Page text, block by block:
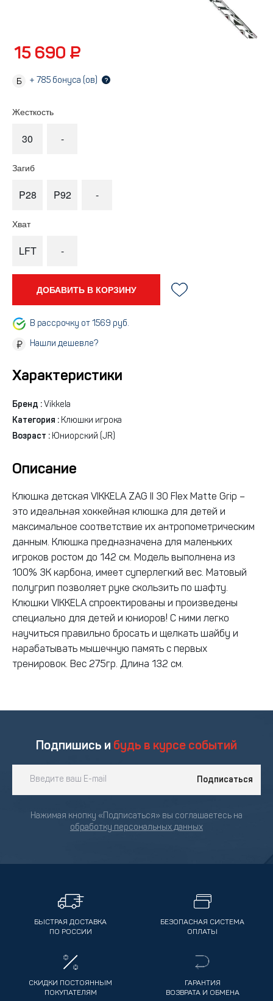
15 690 ₽
+ 785 бонуса (ов) ?
Жесткость
30 -
Загиб
P28 P92 -
Хват
LFT -
ДОБАВИТЬ В КОРЗИНУ
В рассрочку от 1569 руб.
Нашли дешевле?
Характеристики
Бренд : Vikkela
Категория : Клюшки игрока
Возраст : Юниорский (JR)
Описание
Клюшка детская VIKKELA ZAG II 30 Flex Matte Grip –
это идеальная хоккейная клюшка для детей и
максимальное соответствие их антропометрическим
данным. Клюшка предназначена для маленьких
игроков ростом до 142 см. Модель выполнена из
100% 3К карбона, имеет суперлегкий вес. Матовый
полугрип позволяет руке скользить по шафту.
Клюшки VIKKELA спроектированы и произведены
специально для детей и юниоров! С ними легко
научиться правильно бросать и щелкать шайбу и
нарабатывать мышечную память с первых
тренировок. Вес 275гр. Длина 132 см.
Подпишись и будь в курсе событий
Подписаться
Нажимая кнопку «Подписаться» вы соглашаетесь на
обработку персональных данных
БЫСТРАЯ ДОСТАВКА
ПО РОССИИ
БЕЗОПАСНАЯ СИСТЕМА
ОПЛАТЫ
СКИДКИ ПОСТОЯННЫМ
ПОКУПАТЕЛЯМ
ГАРАНТИЯ
ВОЗВРАТА И ОБМЕНА